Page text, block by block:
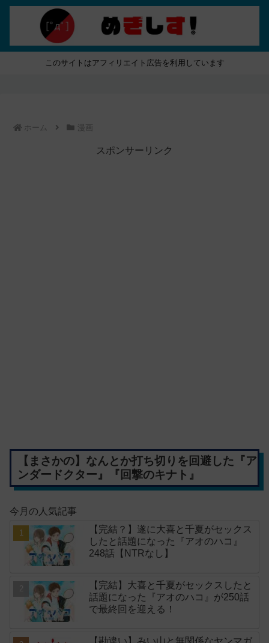
このサイトはアフィリエイト広告を利用しています
ホーム 漫画
スポンサーリンク
【まさかの】なんとか打ち切りを回避した『ア
ンダードクター』『回撃のキナト』
今月の人気記事
【完結？】遂に大喜と千夏がセックス
したと話題になった『アオのハコ』
248話【NTRなし】
【完結】大喜と千夏がセックスしたと
話題になった『アオのハコ』が250話
で最終回を迎える！